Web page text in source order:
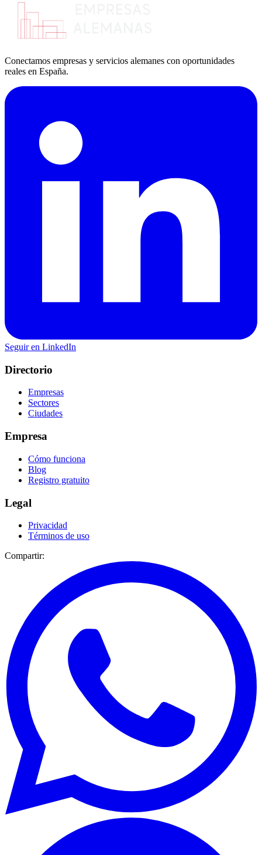
Conectamos empresas y servicios alemanes con oportunidades
reales en España.
Seguir en LinkedIn
Directorio
Empresas
Sectores
Ciudades
Empresa
Cómo funciona
Blog
Registro gratuito
Legal
Privacidad
Términos de uso
Compartir: